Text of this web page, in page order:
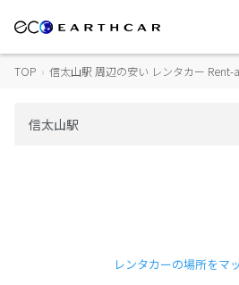
TOP › 信太山駅 周辺の安い レンタカー Rent-
レンタカーの場所をマ